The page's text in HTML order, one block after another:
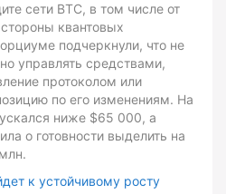
сети BTC, в том числе от
квантовых
подчеркнули, что не
управлять средствами,
протоколом или
по его изменениям. На
ниже $65 000, а
о готовности выделить на
к устойчивому росту